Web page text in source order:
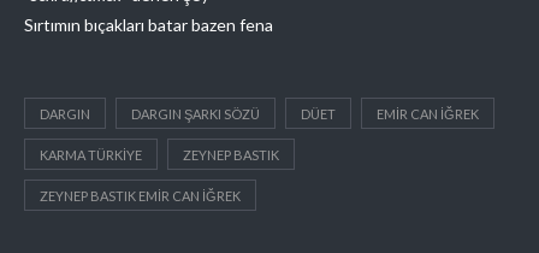
Sırtımın bıçakları batar bazen fena
DARGIN DARGIN ŞARKI SÖZÜ DÜET EMIR CAN IĞREK
KARMA TÜRKIYE ZEYNEP BASTIK
ZEYNEP BASTIK EMIR CAN IĞREK